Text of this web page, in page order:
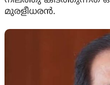
മുരളീധരന്‍.